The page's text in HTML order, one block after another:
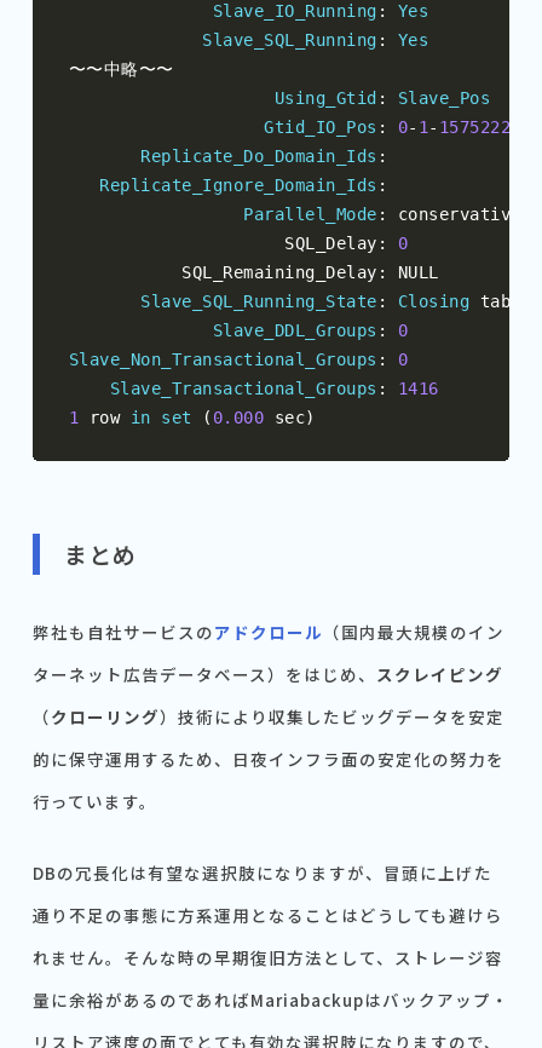
Slave_IO_Running :
Yes
Slave_SQL_Running :
Yes
〜〜中略〜〜
Using_Gtid :
Slave_Pos
Gtid_IO_Pos : 0- 1- 157522214
Replicate_Do_Domain_Ids :
Replicate_Ignore_Domain_Ids :
Parallel_Mode :
conservative
                     SQL_Delay
:
0
           SQL_Remaining_Delay
:
NULL
Slave_SQL_Running_State : Closing tables
Slave_DDL_Groups :
0
Slave_Non_Transactional_Groups :
0
Slave_Transactional_Groups :
1416
1 row in set ( 0.000 sec)
まとめ
弊社も自社サービスのアドクロール （国内最大規模のイン
ターネット広告データベース）をはじめ、 スクレイピング
（クローリング）技術により収集したビッグデータを安定
的に保守運用するため、日夜インフラ面の安定化の努力を
行っています。
DBの冗長化は有望な選択肢になりますが、冒頭に上げた
通り不足の事態に方系運用となることはどうしても避けら
れません。そんな時の早期復旧方法として、ストレージ容
量に余裕があるのであればMariabackupはバックアップ・
リストア速度の面でとても有効な選択肢になりますので、